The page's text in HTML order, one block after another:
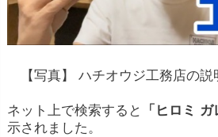
【写真】 ハチオウジ工務店の
ネット上で検索すると 「ヒロミ
示されました。